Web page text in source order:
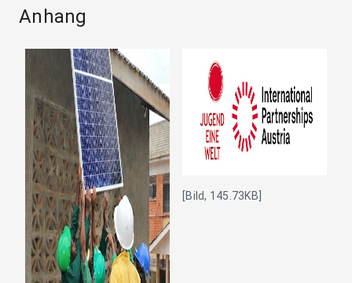
Anhang
[Bild, 145.73KB]